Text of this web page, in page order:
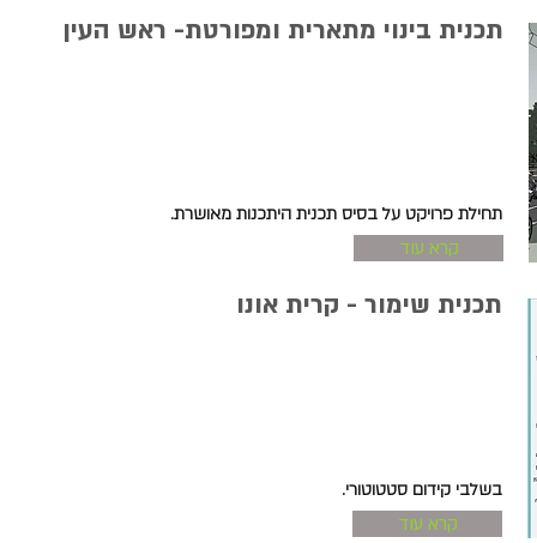
תכנית בינוי מתארית ומפורטת- ראש העין
תחילת פרויקט על בסיס תכנית היתכנות מאושרת.
קרא עוד
תכנית שימור - קרית אונו
בשלבי קידום סטטוטורי.
קרא עוד